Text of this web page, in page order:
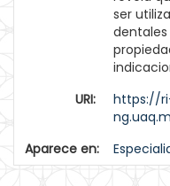
ser
URI:
https://
Aparece en: